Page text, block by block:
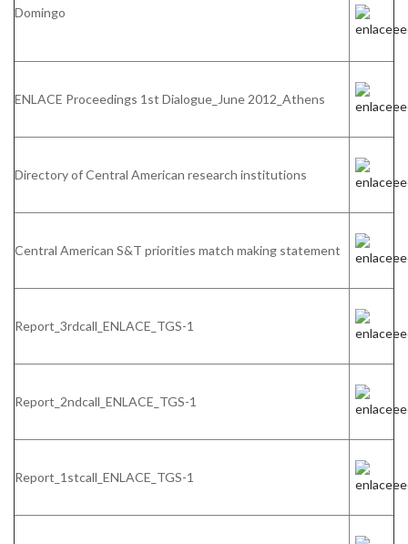
Domingo
ENLACE Proceedings 1st Dialogue_June 2012_Athens
Directory of Central American research institutions
Central American S&T priorities match making statement
Report_3rdcall_ENLACE_TGS-1
Report_2ndcall_ENLACE_TGS-1
Report_1stcall_ENLACE_TGS-1